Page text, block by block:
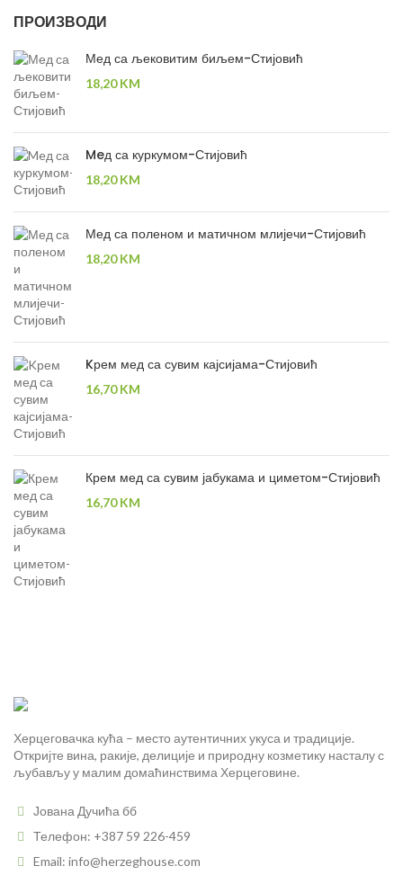
ПРОИЗВОДИ
Мед са љековитим биљем-Стијовић
18,20KM
Meд са куркумом-Стијовић
18,20KM
Мед са поленом и матичном млијечи-Стијовић
18,20KM
Kрем мед са сувим кајсијама-Стијовић
16,70KM
Крем мед са сувим јабукама и циметом-Стијовић
16,70KM
Херцеговачка кућа – место аутентичних укуса и традиције.
Откријте вина, ракије, делиције и природну козметику насталу с
љубављу у малим домаћинствима Херцеговине.
Јована Дучића бб
Телефон: +387 59 226-459
Email: info@herzeghouse.com